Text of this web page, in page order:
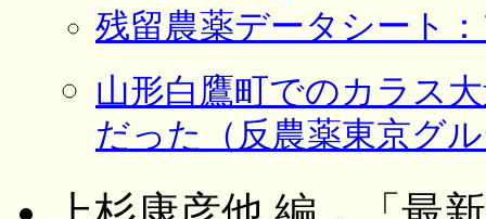
残留農薬データシート
山形白鷹町でのカラス
だった（反農薬東京グ